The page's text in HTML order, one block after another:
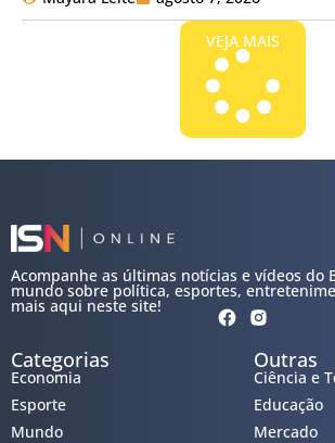
VEJA MAIS
Acompanhe as últimas notícias e vídeos do
mundo sobre política, esportes,
mais aqui neste site!
Categorias
Economia
Esporte
Mundo
Outras
Ciência e
Educação
Mercado